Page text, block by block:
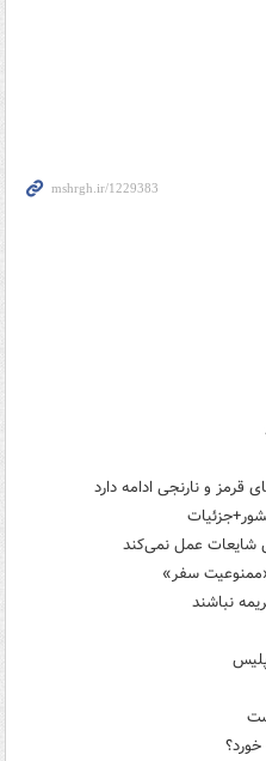
و نارنجی ادامه دارد
شایعات عمل نمی‌کند
سفر»
نباشند